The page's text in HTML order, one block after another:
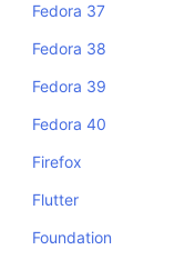
Fedora 37
Fedora 38
Fedora 39
Fedora 40
Firefox
Flutter
Foundation